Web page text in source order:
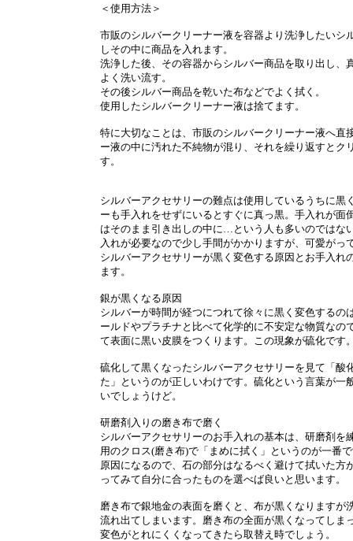
＜使用方法＞
市販のシルバークリーナー液を容器より洗浄したい
しその中に商品を入れます。
洗浄した後、その容器からシルバー商品を取り出し
よく洗い流す。
その後シルバー商品を乾いた布などでよく拭く。
使用したシルバークリーナー液は捨てます。
特に大切なことは、市販のシルバークリーナー液へ
ー液の中に汚れた不純物が混り、それを繰り返すと
す。
シルバーアクセサリーの難点は使用しているうちに
ーも手入れをせずにいるとすぐに真っ黒。手入れが
はそのまま引き出しの中に…という人も多いのではな
入れが必要なので少し手間がかかりますが、可愛が
シルバーアクセサリーが黒く変色する原因とお手入
ます。
銀が黒くなる原因
シルバーが時間が経つにつれて徐々に黒く変色する
ールドやプラチナと比べて化学的に不安定な物質な
て表面に黒い皮膜をつくります。この現象が硫化です
硫化して黒くなったシルバーアクセサリーを見て「
た」というのが正しいわけです。硫化という言葉が
いでしょうけど。
研磨剤入りの磨き布で磨く
シルバーアクセサリーのお手入れの基本は、研磨剤
用のクロス(磨き布)で「まめに拭く」というのが一番
原因になるので、石の部分はなるべく避けて拭いた
ってみて自分に合ったものを選べば良いと思います。
磨き布で銀地金の表面を磨くと、布が黒くなります
流れ出てしまいます。磨き布の全面が黒くなってし
変色がとれにくくなってきたら取替え時でしょう。